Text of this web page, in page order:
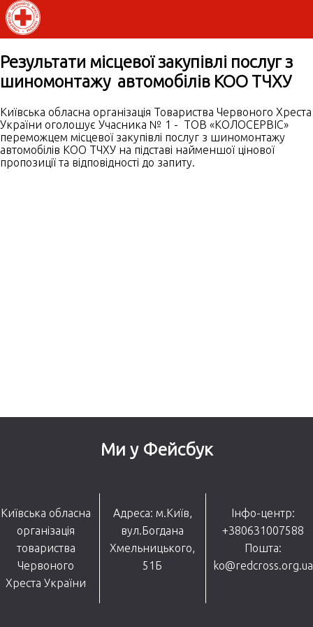
Результати місцевої закупівлі послуг з
шиномонтажу автомобілів КОО ТЧХУ
Київська обласна організація Товариства Червоного Хреста
України оголошує Учасника № 1 - ТОВ «КОЛОСЕРВІС»
переможцем місцевої закупівлі послуг з шиномонтажу
автомобілів КОО ТЧХУ на підставі найменшої цінової
пропозиції та відповідності до запиту.
Ми у Фейсбук
Київська обласна
організація
товариства
Червоного
Хреста України
Адреса: м.Київ,
вул.Богдана
Хмельницького,
51Б
Інфо-центр:
+380631007588
Пошта:
ko@redcross.org.ua